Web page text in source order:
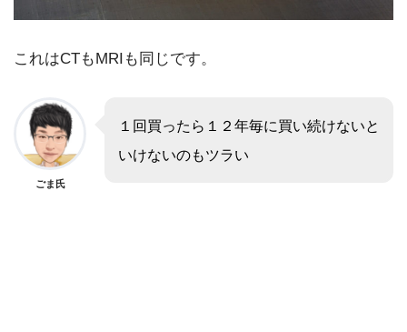
これはCTもMRIも同じです。
ごま氏
１回買ったら１２年毎に買い続けないと
いけないのもツラい